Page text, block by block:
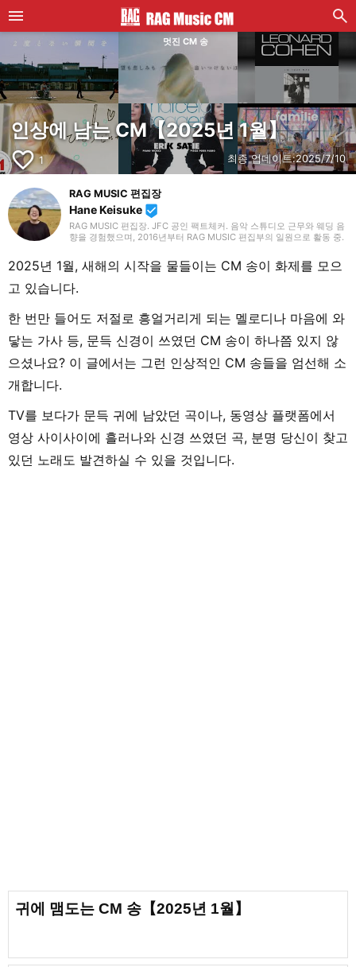
멋진 CM 송
인상에 남는 CM【2025년 1월】
favorite_border 1 최종 업데이트:2025/7/10
RAG MUSIC 편집장
Hane Keisuke beenhere
RAG MUSIC 편집장. JFC 공인 팩트체커. 음악 스튜디오 근무와 웨딩 음
향을 경험했으며, 2016년부터 RAG MUSIC 편집부의 일원으로 활동 중.
후에는 밴드에서 드럼 등 다양한 악기를 경험. 각종 곡 소개 글을 비롯해,
각지의 음악 페스티벌 소개 기사와 라이브 리포트 등, 자신의 음악 활동
과 지금까지의 업무로 쌓아 온 경험을 바탕으로 매일 기사를 제작하고 있
습니다. 음악은 국내외 록은 물론, 최근에는 J-POP도 폭넓게 즐겨 듣습
2025년 1월, 새해의 시작을 물들이는 CM 송이 화제를 모으
고 있습니다.
한 번만 들어도 저절로 흥얼거리게 되는 멜로디나 마음에 와
닿는 가사 등, 문득 신경이 쓰였던 CM 송이 하나쯤 있지 않
으셨나요? 이 글에서는 그런 인상적인 CM 송들을 엄선해 소
개합니다.
TV를 보다가 문득 귀에 남았던 곡이나, 동영상 플랫폼에서
영상 사이사이에 흘러나와 신경 쓰였던 곡, 분명 당신이 찾고
있던 노래도 발견하실 수 있을 것입니다.
귀에 맴도는 CM 송【2025년 1월】